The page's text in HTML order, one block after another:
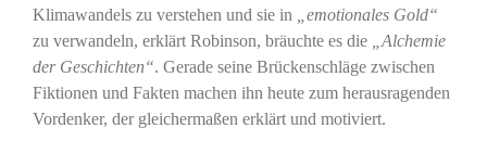
Klimawandels zu verstehen und sie in
„emotionales Gold“
zu verwandeln, erklärt Robinson, bräuchte es die
„Alchemie
der Geschichten“. Gerade seine Brückenschläge zwischen
Fiktionen und Fakten machen ihn heute zum herausragenden
Vordenker, der gleichermaßen erklärt und motiviert.